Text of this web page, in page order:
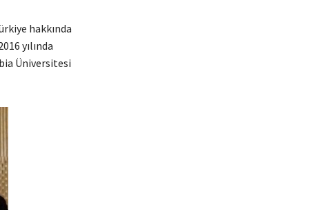
hakkında
yılında
Üniversitesi